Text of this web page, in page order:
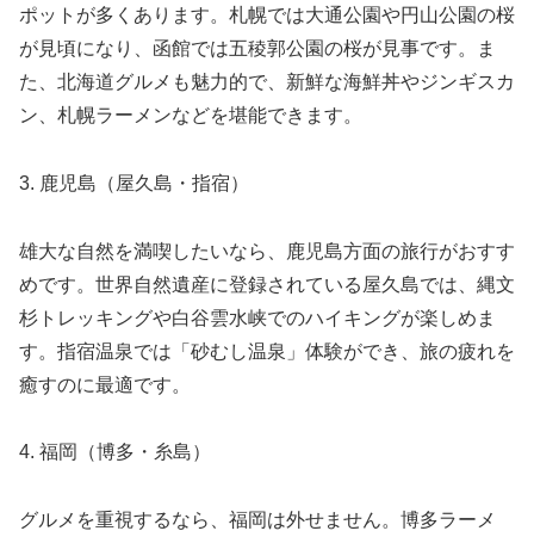
ポットが多くあります。札幌では大通公園や円山公園の桜
が見頃になり、函館では五稜郭公園の桜が見事です。ま
た、北海道グルメも魅力的で、新鮮な海鮮丼やジンギスカ
ン、札幌ラーメンなどを堪能できます。
3. 鹿児島（屋久島・指宿）
雄大な自然を満喫したいなら、鹿児島方面の旅行がおすす
めです。世界自然遺産に登録されている屋久島では、縄文
杉トレッキングや白谷雲水峡でのハイキングが楽しめま
す。指宿温泉では「砂むし温泉」体験ができ、旅の疲れを
癒すのに最適です。
4. 福岡（博多・糸島）
グルメを重視するなら、福岡は外せません。博多ラーメ